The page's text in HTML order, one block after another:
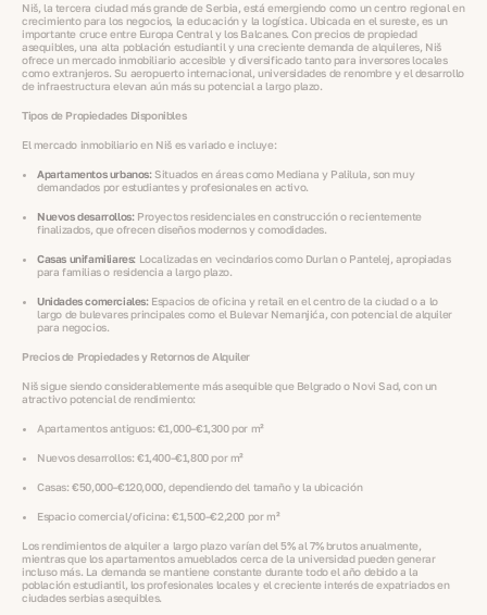
Niš, la tercera ciudad más grande de Serbia, está emergiendo como un centro regional en
crecimiento para los negocios, la educación y la logística. Ubicada en el sureste, es un
importante cruce entre Europa Central y los Balcanes. Con precios de propiedad
asequibles, una alta población estudiantil y una creciente demanda de alquileres, Niš
ofrece un mercado inmobiliario accesible y diversificado tanto para inversores locales
como extranjeros. Su aeropuerto internacional, universidades de renombre y el desarrollo
de infraestructura elevan aún más su potencial a largo plazo.
Tipos de Propiedades Disponibles
El mercado inmobiliario en Niš es variado e incluye:
Apartamentos urbanos:Situados en áreas como Mediana y Palilula, son muy
demandados por estudiantes y profesionales en activo.
Nuevos desarrollos:Proyectos residenciales en construcción o recientemente
finalizados, que ofrecen diseños modernos y comodidades.
Casas unifamiliares: Localizadas en vecindarios como Durlan o Pantelej, apropiadas
para familias o residencia a largo plazo.
Unidades comerciales:Espacios de oficina y retail en el centro de la ciudad o a lo
largo de bulevares principales como el Bulevar Nemanjića, con potencial de alquiler
para negocios.
Precios de Propiedades y Retornos de Alquiler
Niš sigue siendo considerablemente más asequible que Belgrado o Novi Sad, con un
atractivo potencial de rendimiento:
Apartamentos antiguos: €1,000–€1,300 por m²
Nuevos desarrollos: €1,400–€1,800 por m²
Casas: €50,000–€120,000, dependiendo del tamaño y la ubicación
Espacio comercial/oficina: €1,500–€2,200 por m²
Los rendimientos de alquiler a largo plazo varían del 5% al 7% brutos anualmente,
mientras que los apartamentos amueblados cerca de la universidad pueden generar
incluso más. La demanda se mantiene constante durante todo el año debido a la
población estudiantil, los profesionales locales y el creciente interés de expatriados en
ciudades serbias asequibles.